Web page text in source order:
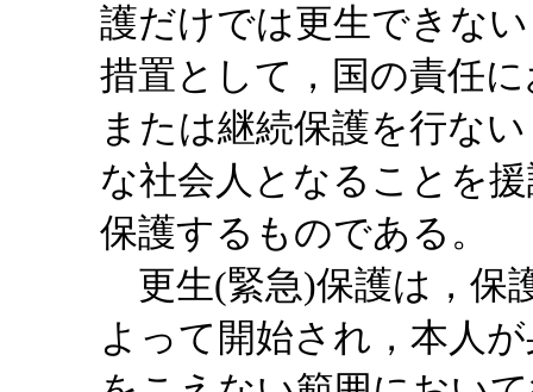
護だけでは更生できな
措置として，国の責任
または継続保護を行な
な社会人となることを
保護するものである。
更生(緊急)保護は，保
よって開始され，本人